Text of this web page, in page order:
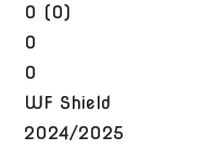
0 (0)
0
0
WF Shield
2024/2025